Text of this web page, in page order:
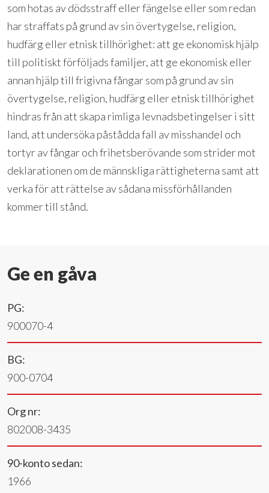
som hotas av dödsstraff eller fängelse eller som redan
har straffats på grund av sin övertygelse, religion,
hudfärg eller etnisk tillhörighet: att ge ekonomisk hjälp
till politiskt förföljads familjer, att ge ekonomisk eller
annan hjälp till frigivna fångar som på grund av sin
övertygelse, religion, hudfärg eller etnisk tillhörighet
hindras från att skapa rimliga levnadsbetingelser i sitt
land, att undersöka påstådda fall av misshandel och
tortyr av fångar och frihetsberövande som strider mot
deklarationen om de männskliga rättigheterna samt att
verka för att rättelse av sådana missförhållanden
kommer till stånd.
Ge en gåva
PG:
900070-4
BG:
900-0704
Org nr:
802008-3435
90-konto sedan:
1966